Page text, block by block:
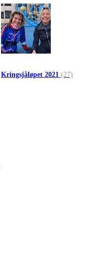
Kringsjåløpet 2021 (27)